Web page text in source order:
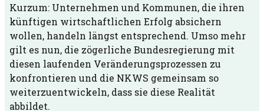
Kurzum: Unternehmen und Kommunen, die ihren
künftigen wirtschaftlichen Erfolg absichern
wollen, handeln längst entsprechend. Umso mehr
gilt es nun, die zögerliche Bundesregierung mit
diesen laufenden Veränderungsprozessen zu
konfrontieren und die NKWS gemeinsam so
weiterzuentwickeln, dass sie diese Realität
abbildet.